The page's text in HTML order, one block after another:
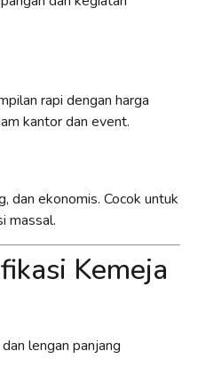
rapi dengan harga
kantor dan event.
dan ekonomis. Cocok untuk
massal.
Kemeja
lengan panjang